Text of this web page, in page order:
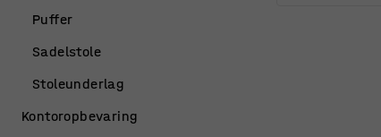
Puffer
Sadelstole
Stoleunderlag
Kontoropbevaring